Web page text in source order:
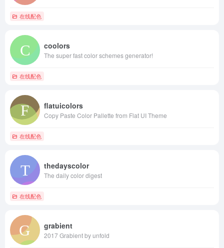
在线配色
coolors
The super fast color schemes generator!
在线配色
flatuicolors
Copy Paste Color Pallette from Flat UI Theme
在线配色
thedayscolor
The daily color digest
在线配色
grabient
2017 Grabient by unfold